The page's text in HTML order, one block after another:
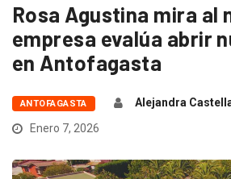
Rosa Agustina mira al
empresa evalúa abrir
en Antofagasta
ANTOFAGASTA
Alejandra
Enero 7, 2026